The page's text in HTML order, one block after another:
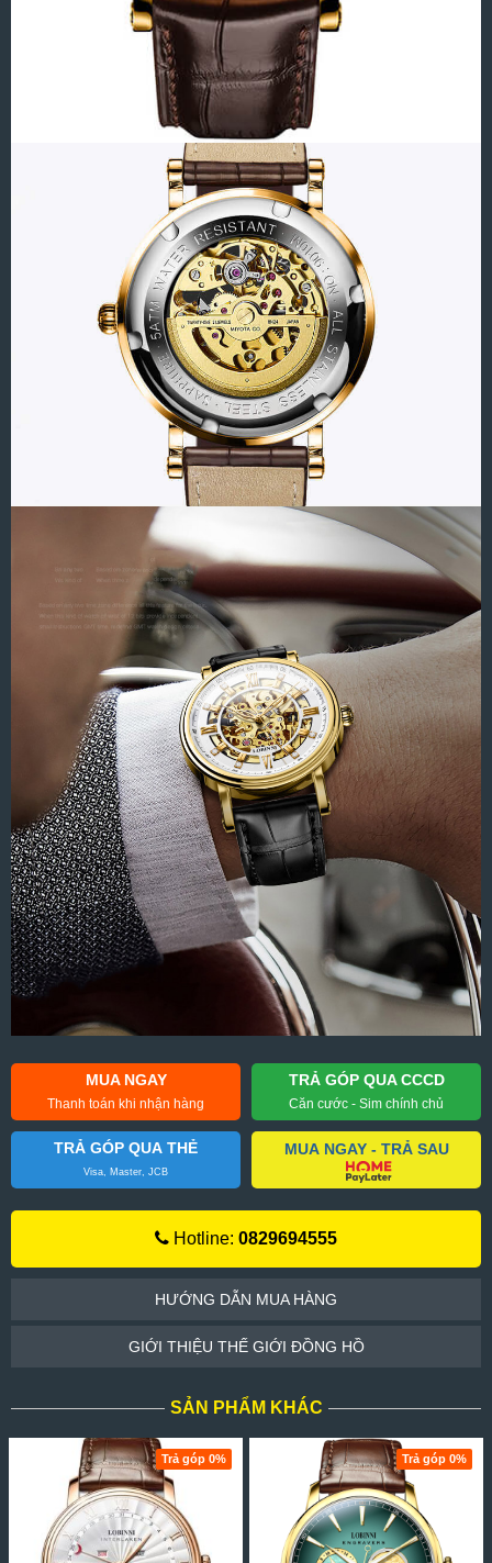
MUA NGAY
Thanh toán khi nhận hàng
TRẢ GÓP QUA CCCD
Căn cước - Sim chính chủ
TRẢ GÓP QUA THẺ
Visa, Master, JCB
MUA NGAY - TRẢ SAU
Hotline: 0829694555
HƯỚNG DẪN MUA HÀNG
GIỚI THIỆU THẾ GIỚI ĐỒNG HỒ
SẢN PHẨM KHÁC
Trả góp 0% Trả góp 0%